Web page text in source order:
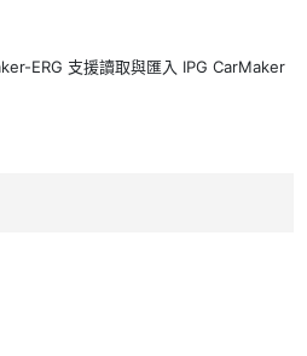
ERG 支援讀取與匯入 IPG CarMaker